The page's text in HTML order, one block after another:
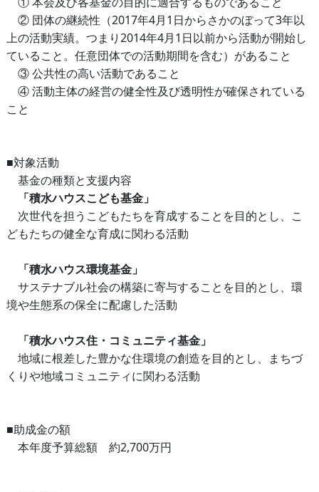
② 団体の継続性（2017年4月1日からさかのぼって3年以
上の活動実績。つまり2014年4月1日以前から活動が開始し
ていること。任意団体での活動期間を含む）があること
③ 公共性の高い活動であること
④ 活動主体の経営の健全性及び透明性が確保されている
こと
■対象活動
基金の種類と支援内容
「積水ハウスこども基金」
次世代を担うこどもたちを育成することを目的とし、こ
どもたちの健全な育成に関わる活動
「積水ハウス環境基金」
サステナブル社会の構築に寄与することを目的とし、環
境や生態系の保全に配慮した活動
「積水ハウス住・コミュニティ基金」
地域に根差した豊かな住環境の創造を目的とし、まちづ
くりや地域コミュニティに関わる活動
■助成金の額
本年度予算総額 約2,700万円